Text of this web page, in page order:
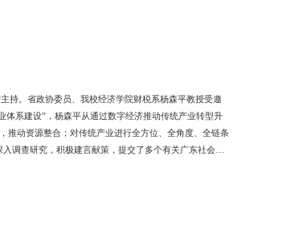
持。省政协委员、我校经济学院财税系杨森平教授受邀
体系建设”，杨森平从通过数字经济推动传统产业转型升
推动资源整合；对传统产业进行全方位、全角度、全链条
调查研究，积极建言献策，提交了多个有关广东社会建